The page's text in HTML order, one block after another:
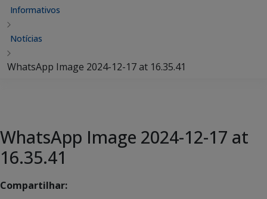
Informativos
Notícias
WhatsApp Image 2024-12-17 at 16.35.41
WhatsApp Image 2024-12-17 at
16.35.41
Compartilhar: